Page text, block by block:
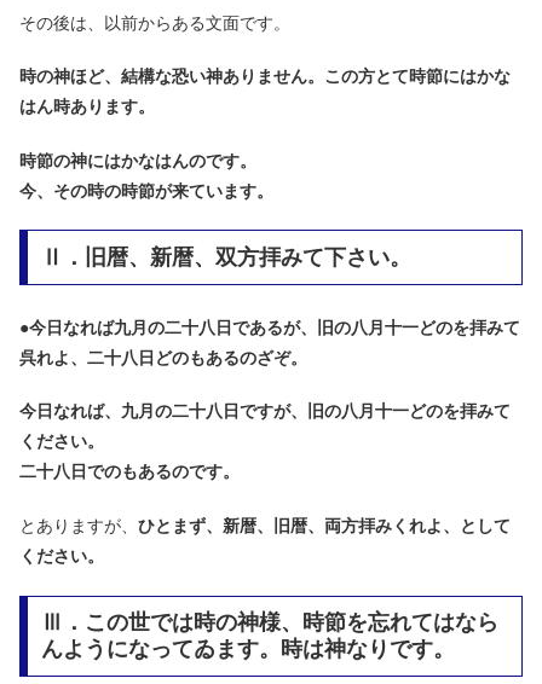
その後は、以前からある文面です。
時の神ほど、結構な恐い神ありません。この方とて時節にはかな
はん時あります。
時節の神にはかなはんのです。
今、その時の時節が来ています。
Ⅱ．旧暦、新暦、双方拝みて下さい。
●今日なれば九月の二十八日であるが、旧の八月十一どのを拝みて
呉れよ、二十八日どのもあるのざぞ。
今日なれば、九月の二十八日ですが、旧の八月十一どのを拝みて
ください。
二十八日でのもあるのです。
とありますが、 ひとまず、新暦、旧暦、両方拝みくれよ、として
ください。
Ⅲ．この世では時の神様、時節を忘れてはなら
んようになってゐます。時は神なりです。